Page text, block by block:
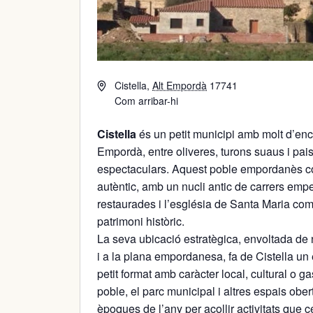
Cistella, Alt Empordà 17741
Com arribar-hi
Cistellaés un petit municipi amb molt
Empordà, entre oliveres, turons suaus i
espectaculars. Aquest poble empordanès
autèntic, amb un nucli antic de carrers
restaurades i l’església de Santa Maria
patrimoni històric.
La seva ubicació estratègica, envoltada
i a la plana empordanesa, fa de Cistella
petit format amb caràcter local, cultural o
poble, el parc municipal i altres espais
èpoques de l’any per acollir activitats que